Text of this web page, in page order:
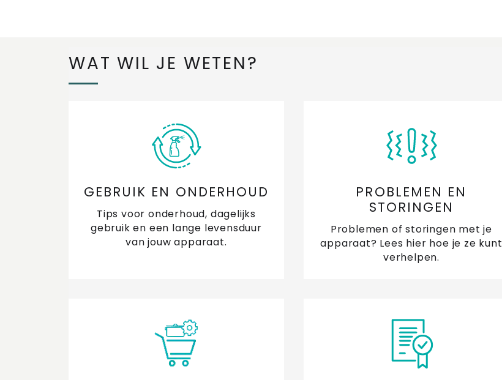
WAT WIL JE WETEN?
GEBRUIK EN ONDERHOUD
Tips voor onderhoud, dagelijks
gebruik en een lange levensduur
van jouw apparaat.
PROBLEMEN EN
STORINGEN
Problemen of storingen met je
apparaat? Lees hier hoe je ze kunt
verhelpen.